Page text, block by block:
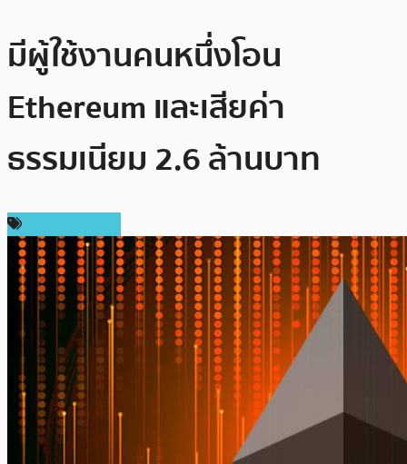
มีผู้ใช้งานคนหนึ่งโอน
Ethereum และเสียค่า
ธรรมเนียม 2.6 ล้านบาท